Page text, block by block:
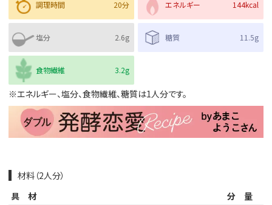
調理時間 20分 エネルギー 144kcal
塩分 2.6g 糖質 11.5g
食物繊維 3.2g
※エネルギー、塩分、食物繊維、糖質は1人分です。
材料（2人分）
具材
分量